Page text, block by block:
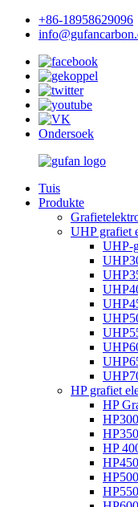
+86-18958629096
Ondersoek
Tuis
Produkte
UHP grafiet
UHP-
HP grafiet
HP
HP